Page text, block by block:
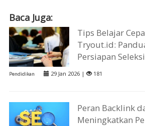
Baca Juga:
Tips Belajar
Tryout.id:
Persiapan Seleksi
Pendidikan 29 Jan 2026 | 181
Peran Backlink
Meningkatkan